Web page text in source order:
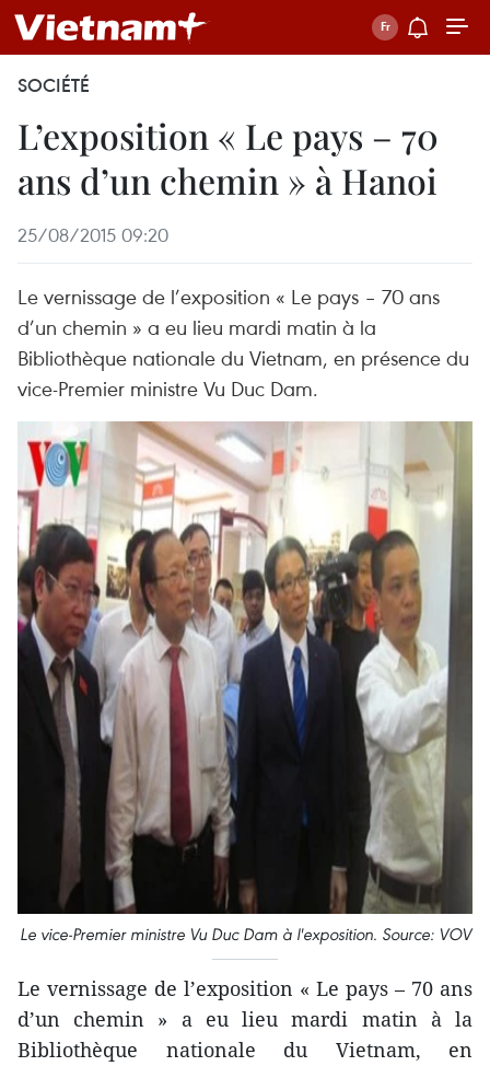
SOCIÉTÉ
L’exposition « Le pays – 70
ans d’un chemin » à Hanoi
25/08/2015 09:20
Le vernissage de l’exposition « Le pays – 70 ans
d’un chemin » a eu lieu mardi matin à la
Bibliothèque nationale du Vietnam, en présence du
vice-Premier ministre Vu Duc Dam.
Le vice-Premier ministre Vu Duc Dam à l'exposition. Source: VOV
Le vernissage de l’exposition « Le pays – 70 ans
d’un chemin » a eu lieu mardi matin à la
Bibliothèque nationale du Vietnam, en